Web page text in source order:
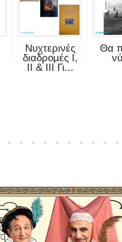
Νυχτερινές
διαδρομές Ι,
ΙΙ & ΙΙΙ Γι...
Θα